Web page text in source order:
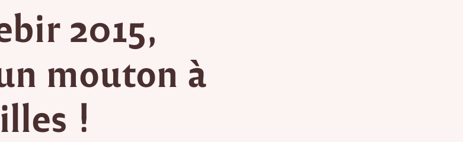
2015,
mouton à
!